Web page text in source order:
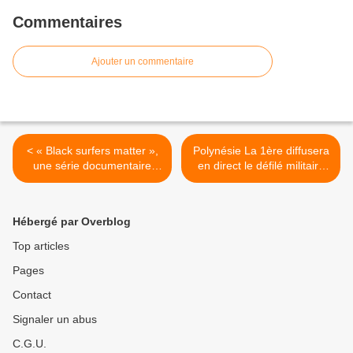
Commentaires
Ajouter un commentaire
< « Black surfers matter »,
une série documentaire
d'Arte pour dénoncer le
Polynésie La 1ère diffusera
en direct le défilé militaire
du 14 juillet ! >
Hébergé par Overblog
Top articles
Pages
Contact
Signaler un abus
C.G.U.